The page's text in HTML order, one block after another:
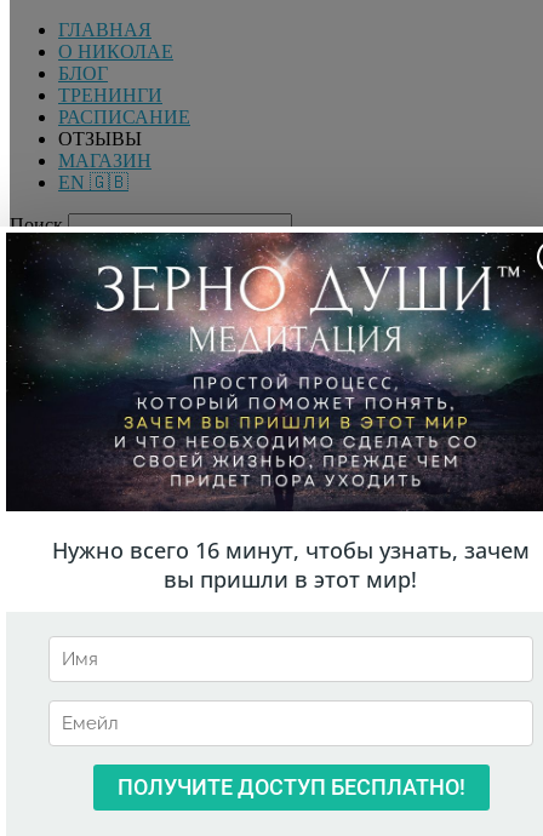
ГЛАВНАЯ
О НИКОЛАЕ
БЛОГ
ТРЕНИНГИ
РАСПИСАНИЕ
ОТЗЫВЫ
МАГАЗИН
EN 🇬🇧
Поиск
ВОЙТИ
Добро пожаловать! Войдите в свою учётную запись
Вы забыли свой пароль?
Восстановите свой пароль
Николай Латанский —
Гениалист. Международный спикер, Коуч масштабности
мышления, Трансформационный тренер
ГЛАВНАЯ
БЛОГ
ТРЕНИНГИ